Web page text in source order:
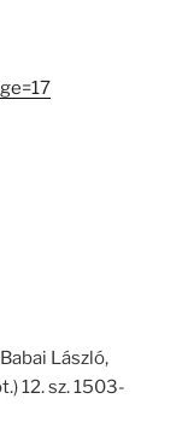
László,
12. sz. 1503-